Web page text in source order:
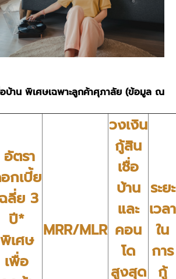
บ้าน พิเศษเฉพาะลูกค้าศุภาลัย (ข้อมูล ณ
อัตรา
กเบี้ย
ลี่ย 3
ปี*
พิเศษ
เพื่อ
MRR/MLR
วงเงิน
กู้สิน
เชื่อ
บ้าน
และ
คอน
โด
สูงสุด
ระยะ
เวลา
ใน
การ
กู้